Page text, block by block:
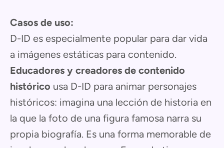
Casos de uso:
D-ID es especialmente popular para dar vida
a imágenes estáticas para contenido.
Educadores y creadores de contenido
histórico usa D-ID para animar personajes
históricos: imagina una lección de historia en
la que la foto de una figura famosa narra su
propia biografía. Es una forma memorable de